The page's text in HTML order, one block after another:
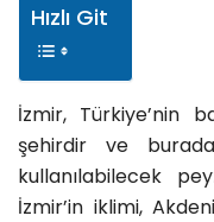
Hızlı Git
İzmir, Türkiye’nin
şehirdir ve
kullanılabilecek
İzmir’in iklimi,